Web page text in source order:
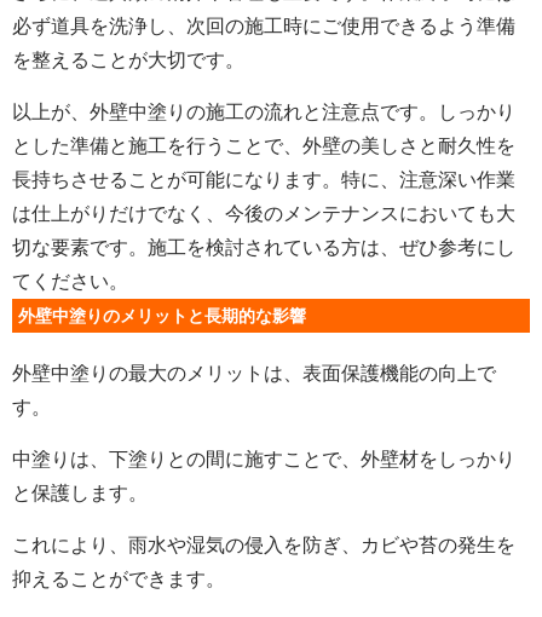
必ず道具を洗浄し、次回の施工時にご使用できるよう準備
を整えることが大切です。
以上が、外壁中塗りの施工の流れと注意点です。しっかり
とした準備と施工を行うことで、外壁の美しさと耐久性を
長持ちさせることが可能になります。特に、注意深い作業
は仕上がりだけでなく、今後のメンテナンスにおいても大
切な要素です。施工を検討されている方は、ぜひ参考にし
てください。
外壁中塗りのメリットと長期的な影響
外壁中塗りの最大のメリットは、表面保護機能の向上で
す。
中塗りは、下塗りとの間に施すことで、外壁材をしっかり
と保護します。
これにより、雨水や湿気の侵入を防ぎ、カビや苔の発生を
抑えることができます。